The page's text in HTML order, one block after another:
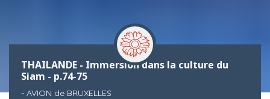
THAILANDE - Immersion dans la culture du
Siam - p.74-75
- AVION de BRUXELLES